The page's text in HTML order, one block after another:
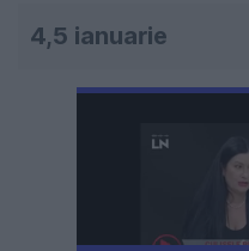
4,5 ianuarie